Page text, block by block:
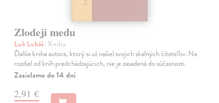
Zlodeji medu
Luk Lukáš| Kniha
Ďalšia kniha autora, ktorý si už našiel svojich skalných čitateľov. Na
rozdiel od kníh predchádzajúcich, nie je zasadená do súčasnosti.
Zasielame do 14 dní
2,91 €